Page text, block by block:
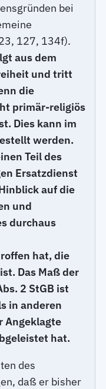
bei
127, 134f).
aus dem
und tritt
die
primär-religiös
Dies kann im
werden.
Teil des
Ersatzdienst
auf die
und
durchaus
hat, die
Das Maß der
2 StGB ist
in anderen
Angeklagte
hat.
des
daß er bisher